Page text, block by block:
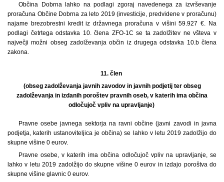
Občina Dobrna lahko na podlagi zgoraj navedenega za izvrševanje
proračuna Občine Dobrna za leto 2019 (investicije, predvidene v proračunu)
najame brezobrestni kredit iz državnega proračuna v višini 59.927 €. Na
podlagi četrtega odstavka 10. člena ZFO-1C se ta zadolžitev ne všteva v
največji možni obseg zadolževanja občin iz drugega odstavka 10.b člena
zakona.
11. člen
(obseg zadolževanja javnih zavodov in javnih podjetij ter obseg
zadolževanja in izdanih poroštev pravnih oseb, v katerih ima občina
odločujoč vpliv na upravljanje)
Pravne osebe javnega sektorja na ravni občine (javni zavodi in javna
podjetja, katerih ustanoviteljica je občina) se lahko v letu 2019 zadolžijo do
skupne višine 0 eurov.
Pravne osebe, v katerih ima občina odločujoč vpliv na upravljanje, se
lahko v letu 2019 zadolžijo do skupne višine 0 eurov in izdajo poroštva do
skupne višine glavnic 0 eurov.